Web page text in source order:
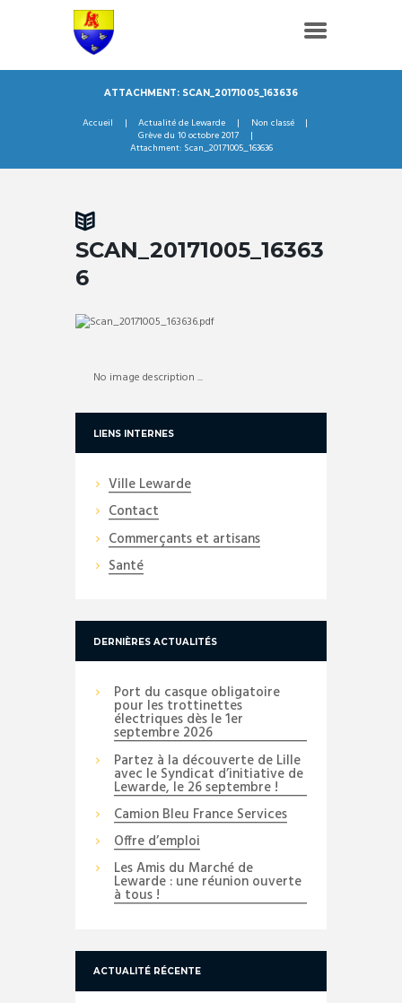
ATTACHMENT: SCAN_20171005_163636
Accueil Actualité de Lewarde
Non classé
Grève du 10 octobre 2017
Attachment: Scan_20171005_163636
SCAN_20171005_16363
6
No image description ...
LIENS INTERNES
Ville Lewarde
Contact
Commerçants et artisans
Santé
DERNIÈRES ACTUALITÉS
Port du casque obligatoire
pour les trottinettes
électriques dès le 1er
septembre 2026
Partez à la découverte de Lille
avec le Syndicat d’initiative de
Lewarde, le 26 septembre !
Camion Bleu France Services
Offre d’emploi
Les Amis du Marché de
Lewarde : une réunion ouverte
à tous !
ACTUALITÉ RÉCENTE